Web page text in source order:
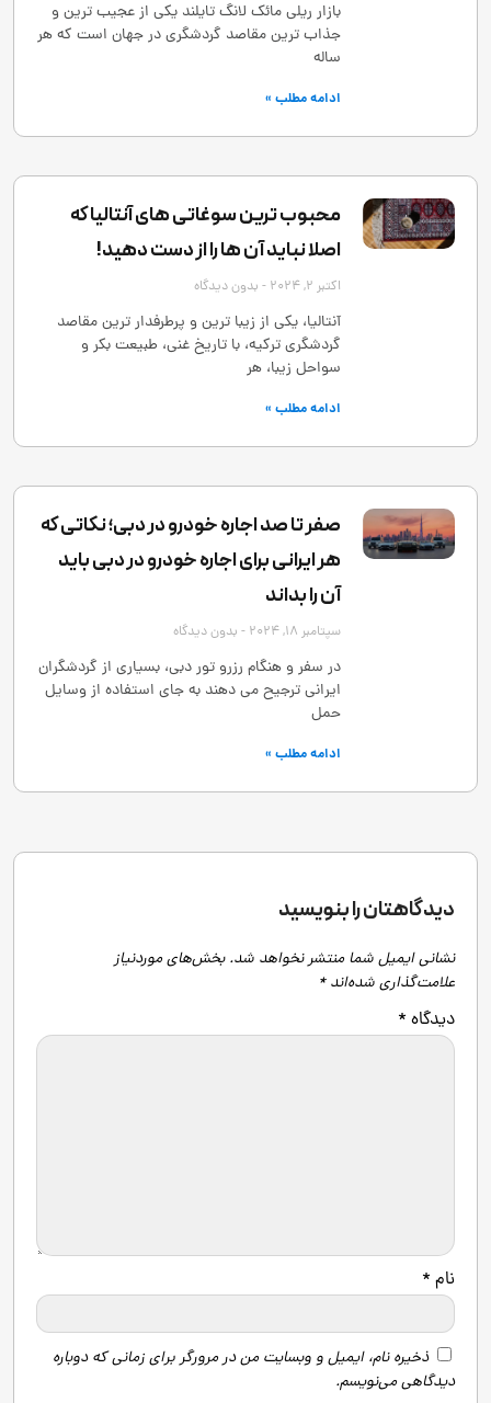
بازار ریلی مائک لانگ تایلند یکی از عجیب ‌ترین و
جذاب ‌ترین مقاصد گردشگری در جهان است که هر
ساله
ادامه مطلب »
محبوب ترین سوغاتی های آنتالیا که
اصلا نباید آن ها را از دست دهید!
اکتبر 2, 2024 بدون دیدگاه
آنتالیا، یکی از زیبا ترین و پرطرفدار ترین مقاصد
گردشگری ترکیه، با تاریخ غنی، طبیعت بکر و
سواحل زیبا، هر
ادامه مطلب »
صفر تا صد اجاره خودرو در دبی؛ نکاتی که
هر ایرانی برای اجاره خودرو در دبی باید
آن را بداند
سپتامبر 18, 2024 بدون دیدگاه
در سفر و هنگام رزرو تور دبی، بسیاری از گردشگران
ایرانی ترجیح می ‌دهند به ‌جای استفاده از وسایل
حمل
ادامه مطلب »
دیدگاهتان را بنویسید
نشانی ایمیل شما منتشر نخواهد شد. بخش‌های موردنیاز
علامت‌گذاری شده‌اند*
دیدگاه *
نام *
ذخیره نام، ایمیل و وبسایت من در مرورگر برای زمانی که دوباره
دیدگاهی می‌نویسم.